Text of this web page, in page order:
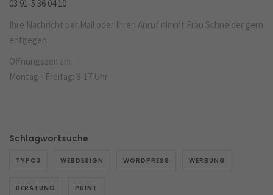
03 91-5 36 04 10
Ihre Nachricht per Mail oder Ihren Anruf nimmt Frau Schneider gern
entgegen.
Öffnungszeiten:
Montag - Freitag: 8-17 Uhr
Schlagwortsuche
TYPO3 WEBDESIGN WORDPRESS WERBUNG
BERATUNG PRINT